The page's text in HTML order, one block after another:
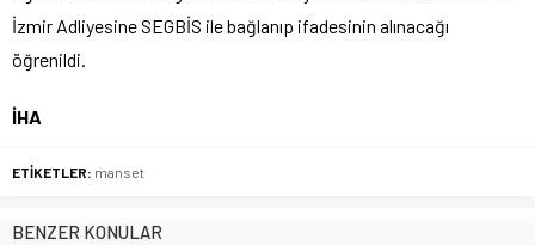
İzmir Adliyesine SEGBİS ile bağlanıp ifadesinin alınacağı
öğrenildi.
İHA
ETİKETLER: manset
BENZER KONULAR